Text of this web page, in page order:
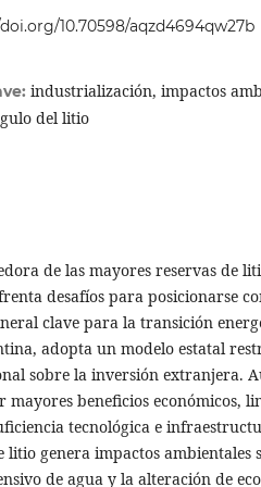
10.70598/aqzd4694qw27b
industrialización, impactos
del litio
de las mayores reservas de
desafíos para posicionarse
clave para la transición
adopta un modelo estatal
sobre la inversión extranjera.
mayores beneficios económicos,
tecnológica e
litio genera impactos ambientales
de agua y la alteración de